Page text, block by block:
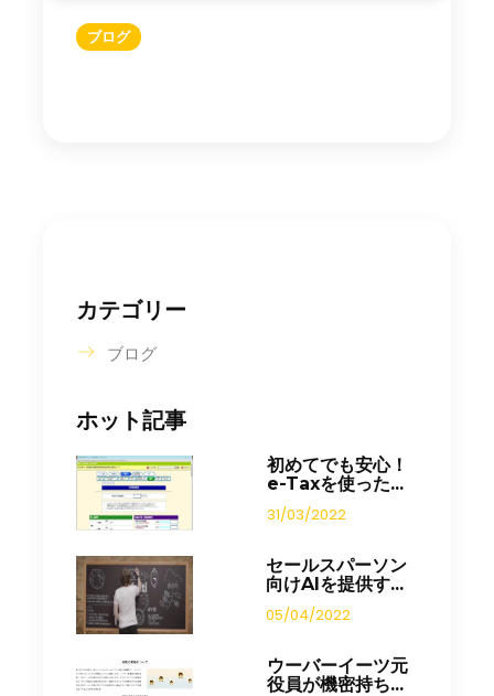
ブログ
カテゴリー
ブログ
ホット記事
初めてでも安心！
e-Taxを使った...
31/03/2022
セールスパーソン
向けAIを提供す...
05/04/2022
ウーバーイーツ元
役員が機密持ち...